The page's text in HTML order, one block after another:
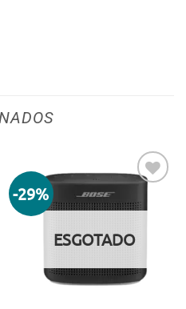
-29%
Adicionar
aos meus
ESGOTADO